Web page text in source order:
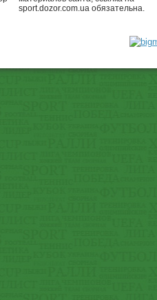
sport.dozor.com.ua обязательна.